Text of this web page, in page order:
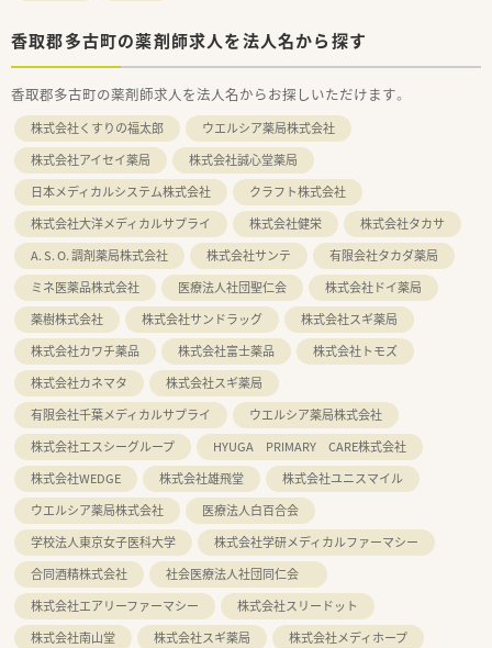
香取郡多古町の薬剤師求人を法人名から探す
香取郡多古町の薬剤師求人を法人名からお探しいただけます。
株式会社くすりの福太郎
ウエルシア薬局株式会社
株式会社アイセイ薬局
株式会社誠心堂薬局
日本メディカルシステム株式会社
クラフト株式会社
株式会社大洋メディカルサプライ
株式会社健栄
株式会社タカサ
A. S. O. 調剤薬局株式会社
株式会社サンテ
有限会社タカダ薬局
ミネ医薬品株式会社
医療法人社団聖仁会
株式会社ドイ薬局
薬樹株式会社
株式会社サンドラッグ
株式会社スギ薬局
株式会社カワチ薬品
株式会社富士薬品
株式会社トモズ
株式会社カネマタ
株式会社スギ薬局
有限会社千葉メディカルサプライ
ウエルシア薬局株式会社
株式会社エスシーグループ
HYUGA PRIMARY CARE株式会社
株式会社WEDGE
株式会社雄飛堂
株式会社ユニスマイル
ウエルシア薬局株式会社
医療法人白百合会
学校法人東京女子医科大学
株式会社学研メディカルファーマシー
合同酒精株式会社
社会医療法人社団同仁会
株式会社エアリーファーマシー
株式会社スリードット
株式会社南山堂
株式会社スギ薬局
株式会社メディホープ